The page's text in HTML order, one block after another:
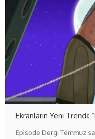
Ekranların Yeni Trendi:
Episode Dergi Temmuz